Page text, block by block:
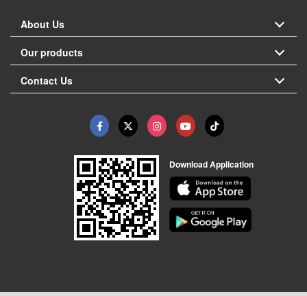
About Us
Our products
Contact Us
Download Application